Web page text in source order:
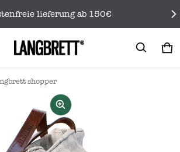
lieferung ab 150€
0
shopper